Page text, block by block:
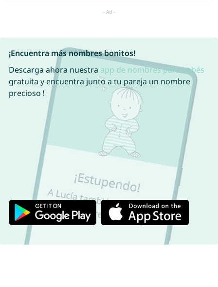
¡Encuentra más nombres bonitos!
Descarga ahora nuestra app de nombres para bebés
gratuita y encuentra junto a tu pareja un nombre
precioso !